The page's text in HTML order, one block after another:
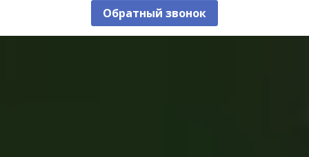
Обратный звонок